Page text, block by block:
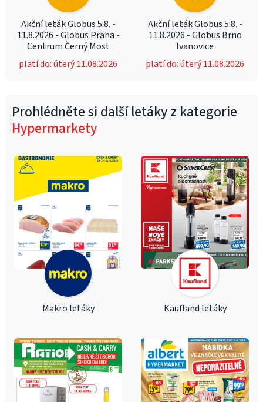
Akční leták Globus 5.8. -
11.8.2026 - Globus Praha -
Centrum Černý Most
platí do: úterý 11.08.2026
Akční leták Globus 5.8. -
11.8.2026 - Globus Brno
Ivanovice
platí do: úterý 11.08.2026
Prohlédněte si další letáky z kategorie
Hypermarkety
Makro letáky Kaufland letáky